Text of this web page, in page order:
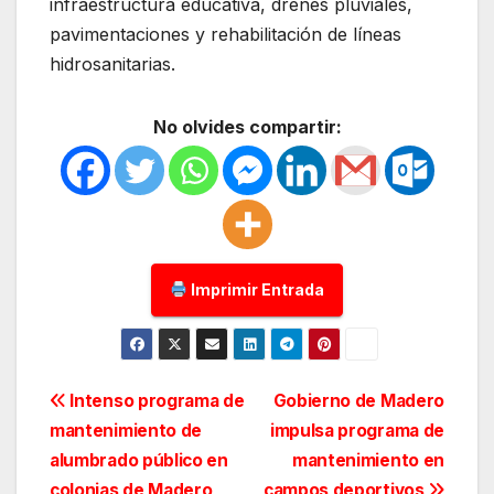
pavimentaciones y rehabilitación de líneas
hidrosanitarias.
No olvides compartir:
Imprimir Entrada
Navegación
de
Gobierno de Madero
impulsa programa de
mantenimiento en
Intenso programa de
mantenimiento de
alumbrado público en